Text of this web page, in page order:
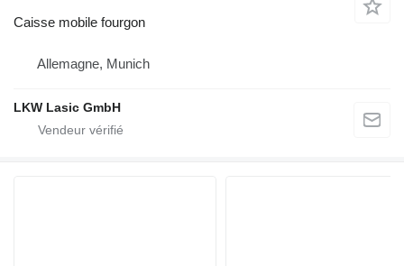
Caisse mobile fourgon
Allemagne, Munich
LKW Lasic GmbH